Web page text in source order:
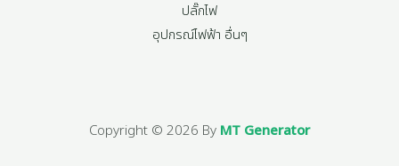
ปลั๊กไฟ
อุปกรณ์ไฟฟ้า อื่นๆ
Copyright © 2026 By MT Generator